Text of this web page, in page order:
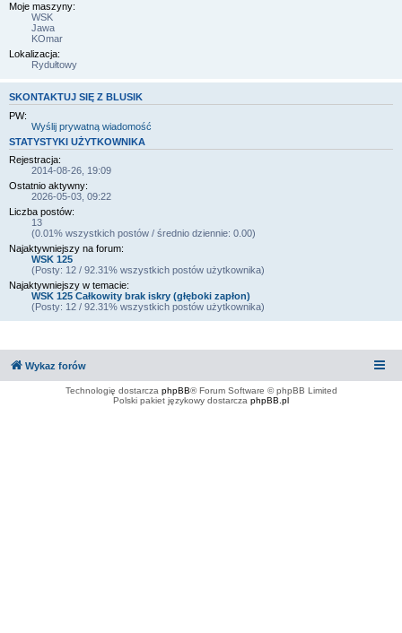
Moje maszyny:
WSK
Jawa
KOmar
Lokalizacja:
Rydułtowy
SKONTAKTUJ SIĘ Z BLUSIK
PW:
Wyślij prywatną wiadomość
STATYSTYKI UŻYTKOWNIKA
Rejestracja:
2014-08-26, 19:09
Ostatnio aktywny:
2026-05-03, 09:22
Liczba postów:
13
(0.01% wszystkich postów / średnio dziennie: 0.00)
Najaktywniejszy na forum:
WSK 125
(Posty: 12 / 92.31% wszystkich postów użytkownika)
Najaktywniejszy w temacie:
WSK 125 Całkowity brak iskry (głęboki zapłon)
(Posty: 12 / 92.31% wszystkich postów użytkownika)
Wykaz forów
Technologię dostarcza phpBB® Forum Software © phpBB Limited
Polski pakiet językowy dostarcza phpBB.pl